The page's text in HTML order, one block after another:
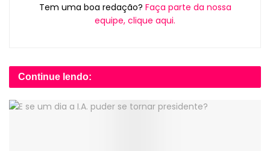
Tem uma boa redação? Faça parte da nossa
equipe, clique aqui.
Continue lendo: